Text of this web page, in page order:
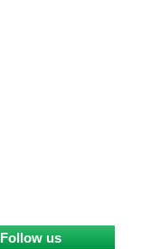
Follow us